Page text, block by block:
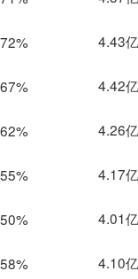
4.43亿
4.42亿
4.26亿
4.17亿
4.01亿
4.10亿